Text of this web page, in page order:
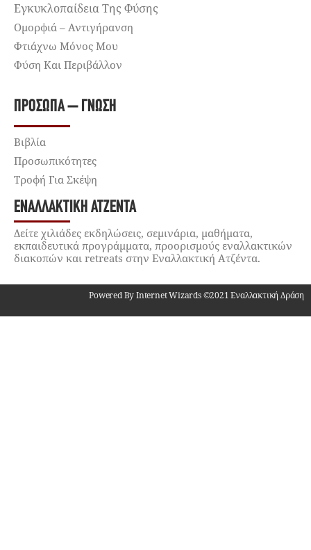
Εγκυκλοπαίδεια Της Φύσης
Ομορφιά – Αντιγήρανση
Φτιάχνω Μόνος Μου
Φύση Και Περιβάλλον
ΠΡΌΣΩΠΑ – ΓΝΏΣΗ
Βιβλία
Προσωπικότητες
Τροφή Για Σκέψη
ΕΝΑΛΛΑΚΤΙΚΉ ΑΤΖΈΝΤΑ
Δείτε χιλιάδες εκδηλώσεις, σεμινάρια, μαθήματα,
εκπαιδευτικά προγράμματα, προορισμούς εναλλακτικών
διακοπών και retreats στην Εναλλακτική Ατζέντα.
Powered By Internet Wizards ©2021 Εναλλακτική Δράση